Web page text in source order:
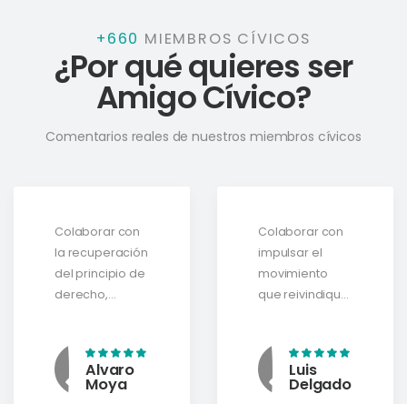
+660 MIEMBROS CÍVICOS
¿Por qué quieres ser
Amigo Cívico?
Comentarios reales de nuestros miembros cívicos
Colaborar con
la recuperación
del principio de
derecho,
país y defender
la democracia
Alvaro
Moya
Colaborar con
impulsar el
movimiento
que reivindique
cualquier
sociedad
Luis
Delgado